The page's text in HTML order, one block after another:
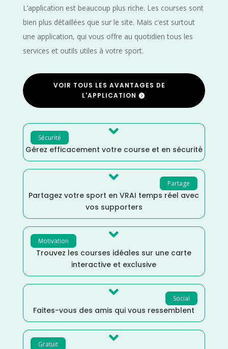
L’application est beaucoup plus riche. Les courses sont
bien plus détaillées que sur le site. Mais c’est surtout
une application, qui vous offre au quotidien tous les
services et outils utiles à votre sport.
VOIR TOUS LES AVANTAGES DE
L'APPLICATION
Sécurité 
Gérez efficacement votre course et en sécurité
Partage

Partagez votre sport en VRAI temps réel avec
vos supporters
Motivation 
Trouvez les courses idéales sur une carte
interactive et exclusive
Social

Faites-vous des amis qui vous ressemblent
Gratuit 